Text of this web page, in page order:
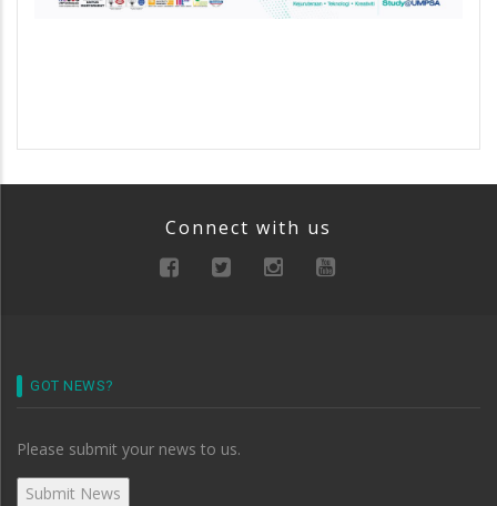
Connect with us
GOT NEWS?
Please submit your news to us.